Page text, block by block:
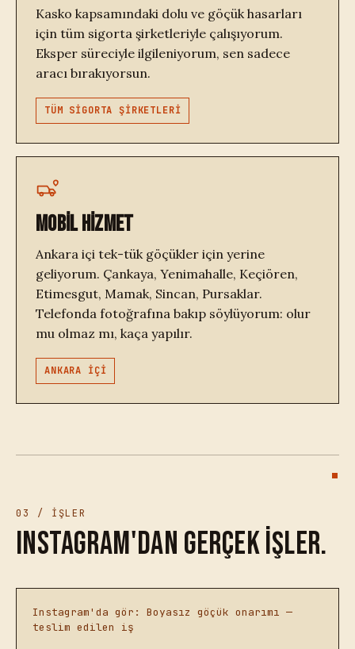
Kasko kapsamındaki dolu ve göçük hasarları
için tüm sigorta şirketleriyle çalışıyorum.
Eksper süreciyle ilgileniyorum, sen sadece
aracı bırakıyorsun.
TÜM SİGORTA ŞİRKETLERİ
MOBİL HİZMET
Ankara içi tek-tük göçükler için yerine
geliyorum. Çankaya, Yenimahalle, Keçiören,
Etimesgut, Mamak, Sincan, Pursaklar.
Telefonda fotoğrafına bakıp söylüyorum: olur
mu olmaz mı, kaça yapılır.
ANKARA İÇİ
03 / İŞLER
Instagram'dan gerçek işler.
Instagram'da gör: Boyasız göçük onarımı —
teslim edilen iş